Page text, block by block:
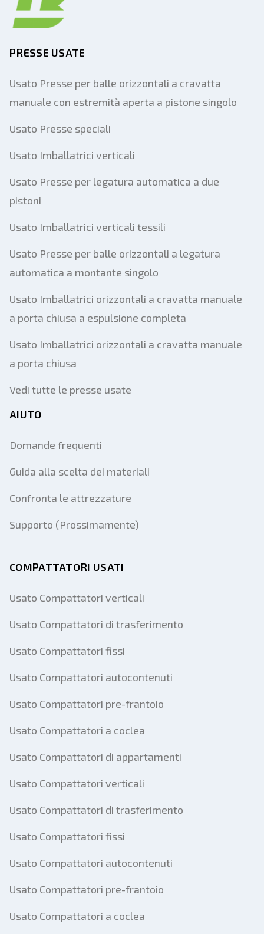
PRESSE USATE
Usato Presse per balle orizzontali a cravatta
manuale con estremità aperta a pistone singolo
Usato Presse speciali
Usato Imballatrici verticali
Usato Presse per legatura automatica a due
pistoni
Usato Imballatrici verticali tessili
Usato Presse per balle orizzontali a legatura
automatica a montante singolo
Usato Imballatrici orizzontali a cravatta manuale
a porta chiusa a espulsione completa
Usato Imballatrici orizzontali a cravatta manuale
a porta chiusa
Vedi tutte le presse usate
AIUTO
Domande frequenti
Guida alla scelta dei materiali
Confronta le attrezzature
Supporto (Prossimamente)
COMPATTATORI USATI
Usato Compattatori verticali
Usato Compattatori di trasferimento
Usato Compattatori fissi
Usato Compattatori autocontenuti
Usato Compattatori pre-frantoio
Usato Compattatori a coclea
Usato Compattatori di appartamenti
Usato Compattatori verticali
Usato Compattatori di trasferimento
Usato Compattatori fissi
Usato Compattatori autocontenuti
Usato Compattatori pre-frantoio
Usato Compattatori a coclea